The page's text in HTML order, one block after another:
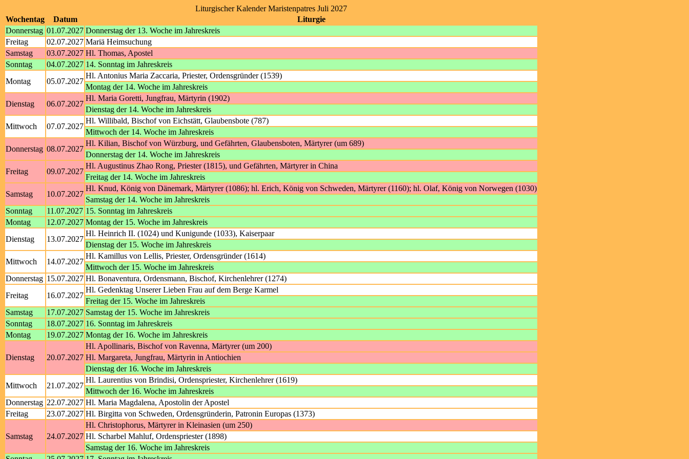
Liturgischer Kalender Maristenpatres Juli 2027
Wochentag
Datum
Liturgie
Donnerstag 01.07.2027 Donnerstag der 13. Woche im Jahreskreis
Freitag
02.07.2027 Mariä Heimsuchung
Samstag
03.07.2027 Hl. Thomas, Apostel
Sonntag
04.07.2027 14. Sonntag im Jahreskreis
Montag
05.07.2027
Hl. Antonius Maria Zaccaria, Priester, Ordensgründer (1539)
Montag der 14. Woche im Jahreskreis
Dienstag
06.07.2027
Hl. Maria Goretti, Jungfrau, Märtyrin (1902)
Dienstag der 14. Woche im Jahreskreis
Mittwoch
07.07.2027
Hl. Willibald, Bischof von Eichstätt, Glaubensbote (787)
Mittwoch der 14. Woche im Jahreskreis
Donnerstag 08.07.2027
Hl. Kilian, Bischof von Würzburg, und Gefährten, Glaubensboten, Märtyrer (um 689)
Donnerstag der 14. Woche im Jahreskreis
Freitag
09.07.2027
Hl. Augustinus Zhao Rong, Priester (1815), und Gefährten, Märtyrer in China
Freitag der 14. Woche im Jahreskreis
Samstag
10.07.2027
Hl. Knud, König von Dänemark, Märtyrer (1086); hl. Erich, König von Schweden, Märtyrer (1160); hl. Olaf, König von Norwegen (1030)
Samstag der 14. Woche im Jahreskreis
Sonntag
11.07.2027 15. Sonntag im Jahreskreis
Montag
12.07.2027 Montag der 15. Woche im Jahreskreis
Dienstag
13.07.2027
Hl. Heinrich II. (1024) und Kunigunde (1033), Kaiserpaar
Dienstag der 15. Woche im Jahreskreis
Mittwoch
14.07.2027
Hl. Kamillus von Lellis, Priester, Ordensgründer (1614)
Mittwoch der 15. Woche im Jahreskreis
Donnerstag 15.07.2027 Hl. Bonaventura, Ordensmann, Bischof, Kirchenlehrer (1274)
Freitag
16.07.2027
Hl. Gedenktag Unserer Lieben Frau auf dem Berge Karmel
Freitag der 15. Woche im Jahreskreis
Samstag
17.07.2027 Samstag der 15. Woche im Jahreskreis
Sonntag
18.07.2027 16. Sonntag im Jahreskreis
Montag
19.07.2027 Montag der 16. Woche im Jahreskreis
Dienstag 20.07.2027
Hl. Apollinaris, Bischof von Ravenna, Märtyrer (um 200)
Hl. Margareta, Jungfrau, Märtyrin in Antiochien
Dienstag der 16. Woche im Jahreskreis
Mittwoch
21.07.2027
Hl. Laurentius von Brindisi, Ordenspriester, Kirchenlehrer (1619)
Mittwoch der 16. Woche im Jahreskreis
Donnerstag 22.07.2027 Hl. Maria Magdalena, Apostolin der Apostel
Freitag
23.07.2027 Hl. Birgitta von Schweden, Ordensgründerin, Patronin Europas (1373)
Samstag 24.07.2027
Hl. Christophorus, Märtyrer in Kleinasien (um 250)
Hl. Scharbel Mahluf, Ordenspriester (1898)
Samstag der 16. Woche im Jahreskreis